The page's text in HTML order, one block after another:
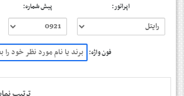
اپراتور: پیش شماره:
فون واژه: